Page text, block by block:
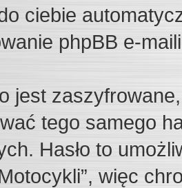
ciebie
phpBB e-
jest
tego samego
Hasło to
więc